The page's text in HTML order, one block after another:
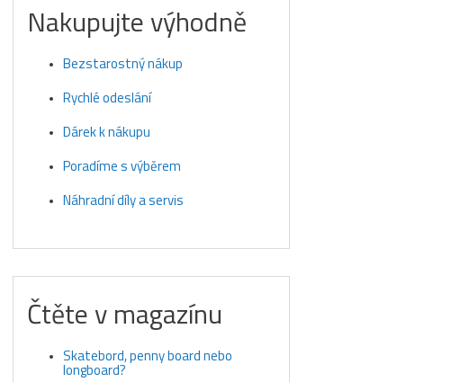
Nakupujte výhodně
Bezstarostný nákup
Rychlé odeslání
Dárek k nákupu
Poradíme s výběrem
Náhradní díly a servis
Čtěte v magazínu
Skatebord, penny board nebo
longboard?